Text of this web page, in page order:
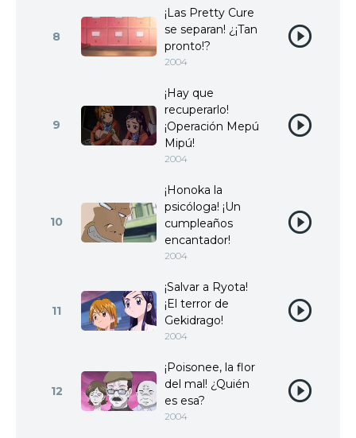
8
¡Las Pretty Cure
se separan! ¿¡Tan
pronto!?
2004
9
¡Hay que
recuperarlo!
¡Operación Mepú
Mipú!
2004
10
¡Honoka la
psicóloga! ¡Un
cumpleaños
encantador!
2004
11
¡Salvar a Ryota!
¡El terror de
Gekidrago!
2004
12
¡Poisonee, la flor
del mal! ¿Quién
es esa?
2004